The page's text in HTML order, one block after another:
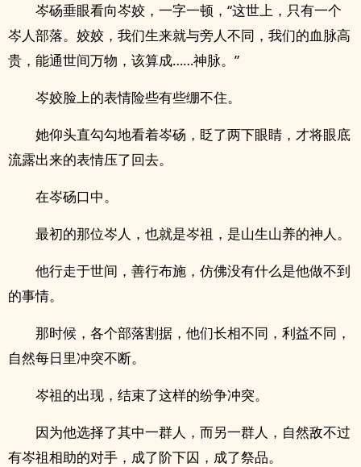
岑砀垂眼看向岑姣，一字一顿，“这世上，只有一个
岑人部落。姣姣，我们生来就与旁人不同，我们的血脉高
贵，能通世间万物，该算成……神脉。”
岑姣脸上的表情险些有些绷不住。
她仰头直勾勾地看着岑砀，眨了两下眼睛，才将眼底
流露出来的表情压了回去。
在岑砀口中。
最初的那位岑人，也就是岑祖，是山生山养的神人。
他行走于世间，善行布施，仿佛没有什么是他做不到
的事情。
那时候，各个部落割据，他们长相不同，利益不同，
自然每日里冲突不断。
岑祖的出现，结束了这样的纷争冲突。
因为他选择了其中一群人，而另一群人，自然敌不过
有岑祖相助的对手，成了阶下囚，成了祭品。